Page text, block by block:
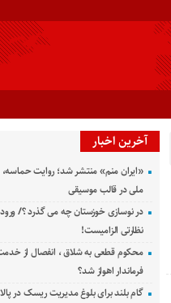
آخرین اخبار
«ایران منم» منتشر شد؛ روایت
ملی در قالب موسیقی
در نوسازی خوزستان چه می گذرد ؟/
نظارتی الزامیست!
محکوم قطعی به شلاق ، انفصال از
فرماندار اهواز شد؟
گام بلند برای بلوغ مدیریت ریسک در